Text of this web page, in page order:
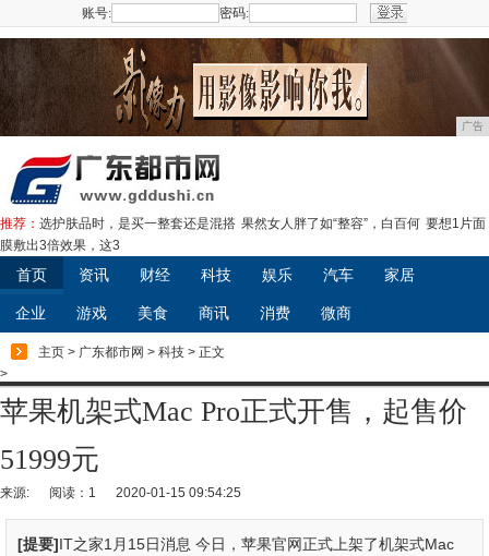
账号: 密码:
广告
推荐： 选护肤品时，是买一整套还是混搭 果然女人胖了如“整容”，白百何 要想1片面
膜敷出3倍效果，这3
首页 资讯 财经 科技 娱乐 汽车 家居
企业 游戏 美食 商讯 消费 微商
主页 > 广东都市网 > 科技 > 正文
>
苹果机架式Mac Pro正式开售，起售价
51999元
来源: 阅读：1 2020-01-15 09:54:25
[提要]IT之家1月15日消息 今日，苹果官网正式上架了机架式Mac